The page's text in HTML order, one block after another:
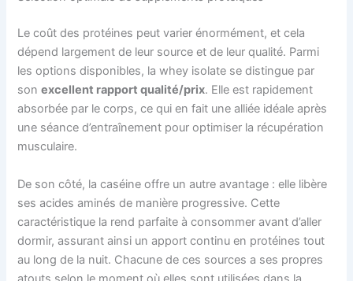
Le coût des protéines peut varier énormément, et cela
dépend largement de leur source et de leur qualité. Parmi
les options disponibles, la whey isolate se distingue par
sonexcellent rapport qualité/prix. Elle est rapidement
absorbée par le corps, ce qui en fait une alliée idéale après
une séance d’entraînement pour optimiser la récupération
musculaire.
De son côté, la caséine offre un autre avantage : elle libère
ses acides aminés de manière progressive. Cette
caractéristique la rend parfaite à consommer avant d’aller
dormir, assurant ainsi un apport continu en protéines tout
au long de la nuit. Chacune de ces sources a ses propres